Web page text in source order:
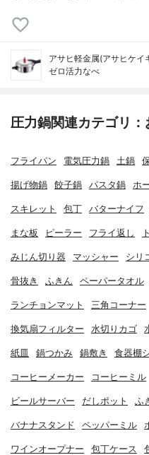
アサヒ軽金属(アサヒケイ
ゼロ活力なべ
圧力鍋関連カテゴリ
フライパン 電気圧力鍋 土鍋
揚げ物鍋 餃子鍋 パスタ鍋 ホ
スキレット 包丁 バターナイフ
まな板 ピーラー フライ返し
みじん切り器 マッシャー シリ
骨抜き ふきん ペーパータオル
ランチョンマット 三角コーナー
換気扇フィルター 水切りカゴ
紙皿 鍋つかみ 鍋敷き 食器棚
コーヒーメーカー コーヒーミル
ビールサーバー だしポット ふ
バナナスタンド ペッパーミル
ワインオープナー 包丁ケース